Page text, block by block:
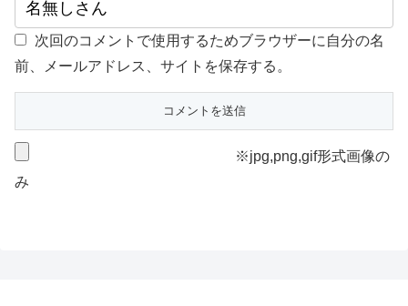
次回のコメントで使用するためブラウザーに自分の名
前、メールアドレス、サイトを保存する。
※jpg,png,gif形式画像の
み